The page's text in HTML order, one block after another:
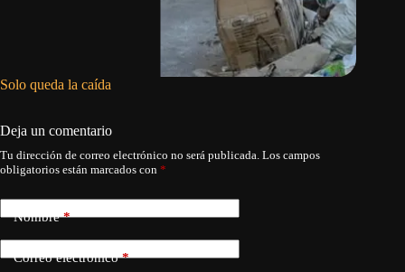
Solo queda la caída
Deja un comentario
Tu dirección de correo electrónico no será publicada. Los campos
obligatorios están marcados con *
Nombre*
Correo electrónico*